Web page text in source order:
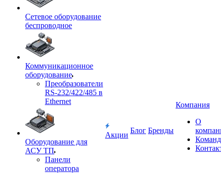
Сетевое оборудование
беспроводное
Коммуникационное
оборудование
Преобразователи
RS-232/422/485 в
Ethernet
Оборудование для
АСУ ТП
Панели
оператора
Акции
Блог Бренды
Компания
О